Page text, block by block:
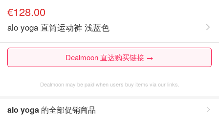
€128.00
alo yoga 直筒运动裤 浅蓝色
Dealmoon 直达购买链接 →
Dealmoon may be paid when users buy items via our links.
alo yoga 的全部促销商品